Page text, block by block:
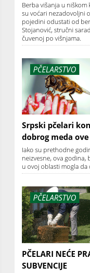
Berba višanja u
su voćari nezadovoljni
pojedini odustati od
Stojanović, stručni
čuvenoj po višnjama.
PČELARSTVO
Srpski pčelari
dobrog meda
Iako su prethodne
neizvesne, ova godina,
u ovoj oblasti mogla
PČELARSTVO
PČELARI NEĆE
SUBVENCIJE